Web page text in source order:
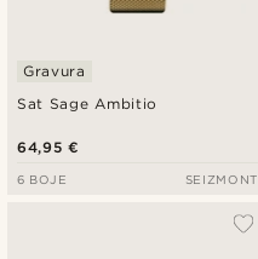
Sat Sage Ambitio
Gravura
64,95 €
6 BOJE SEIZMONT